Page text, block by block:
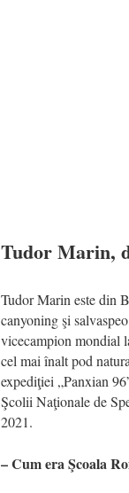
Tudor Marin,
Tudor Marin este din
canyoning şi
vicecampion mondial
cel mai înalt pod
expediţiei „Panxian
Şcolii Naţionale de
2021.
– Cum era Şcoala